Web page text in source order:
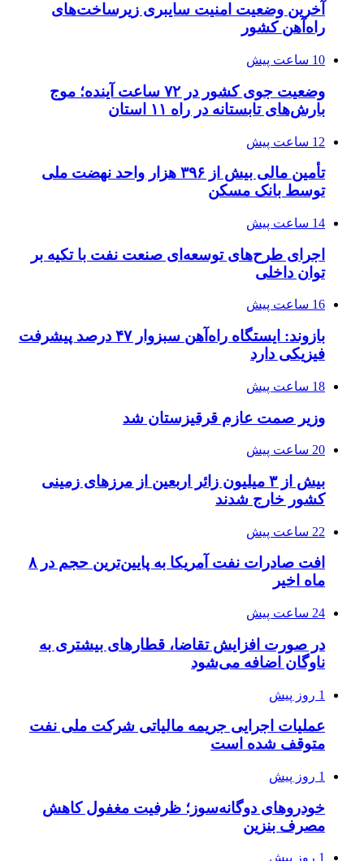
آخرین وضعیت امنیت سایبری زیرساخت‌های
راه‌آهن کشور
10 ساعت پیش
وضعیت جوی کشور در ۷۲ ساعت آینده؛ موج
بارش‌های تابستانه در راه ۱۱ استان
12 ساعت پیش
تأمین مالی بیش از ۳۹۶ هزار واحد نهضت ملی
توسط بانک مسکن
14 ساعت پیش
اجرای طرح‌های توسعه‌ای صنعت نفت با تکیه بر
توان داخلی
16 ساعت پیش
بازوند: ایستگاه راه‌آهن سبزوار ۴۷ درصد پیشرفت
فیزیکی دارد
18 ساعت پیش
وزیر صمت عازم قرقیزستان شد
20 ساعت پیش
بیش از ۳ میلیون زائر اربعین از مرزهای زمینی
کشور خارج شدند
22 ساعت پیش
افت صادرات نفت آمریکا به پایین‌ترین حجم در ۸
ماه اخیر
24 ساعت پیش
در صورت افزایش تقاضا، قطارهای بیشتری به
ناوگان اضافه می‌شود
1 روز پیش
عملیات اجرایی جریمه مالیاتی شرکت ملی نفت
متوقف شده است
1 روز پیش
خودروهای دوگانه‌سوز؛ ظرفیت مغفول کاهش
مصرف بنزین
1 روز پیش